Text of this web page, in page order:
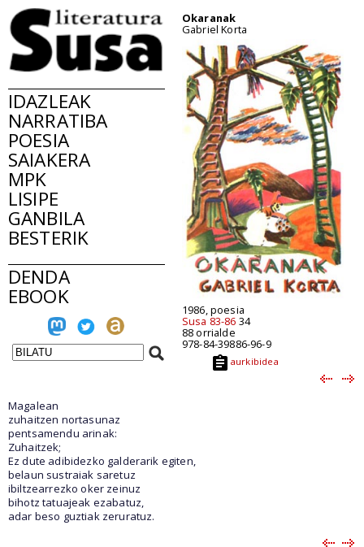
IDAZLEAK
NARRATIBA
POESIA
SAIAKERA
MPK
LISIPE
GANBILA
BESTERIK
DENDA
EBOOK
Okaranak
Gabriel Korta
1986, poesia
Susa 83-86 34
88 orrialde
978-84-39886-96-9
aurkibidea
Magalean
zuhaitzen nortasunaz
pentsamendu arinak:
Zuhaitzek;
Ez dute adibidezko galderarik egiten,
belaun sustraiak saretuz
ibiltzearrezko oker zeinuz
bihotz tatuajeak ezabatuz,
adar beso guztiak zeruratuz.